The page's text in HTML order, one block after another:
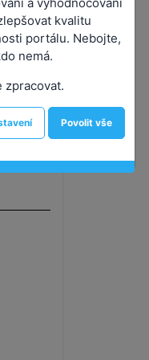
kvalitu
portálu. Nebojte,
nemá.
zpracovat.
Povolit vše